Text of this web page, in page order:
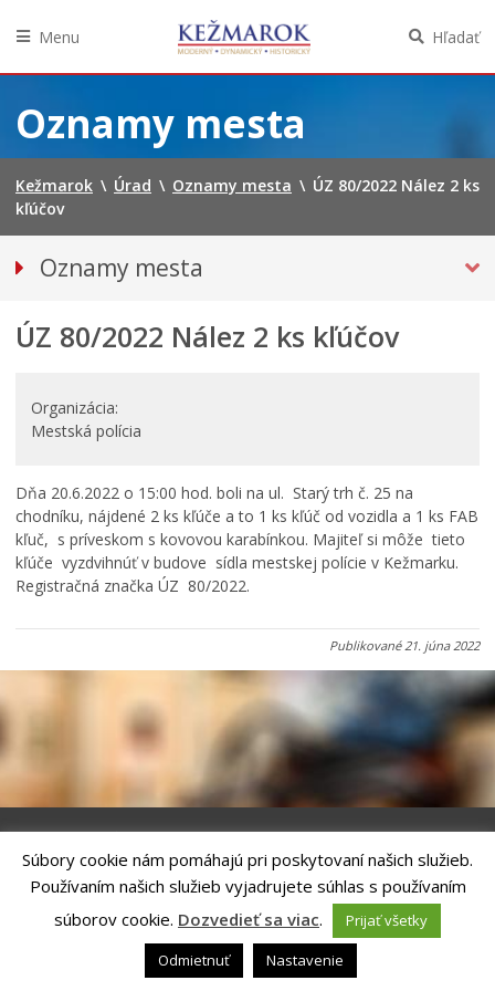
obsah
Menu Hľadať
Oznamy mesta
Kežmarok \ Úrad \ Oznamy mesta \ ÚZ 80/2022 Nález 2 ks
kľúčov
Oznamy mesta
BEZPEČNOSŤ
Doprava, údržba komunikácií
Financie
Primátor informuje
Rodina, život, bývanie
Školstvo
Životné prostredie a odpady
ÚZ 80/2022 Nález 2 ks kľúčov
Organizácia
Mestská polícia
Dňa 20.6.2022 o 15:00 hod. boli na ul. Starý trh č. 25 na
chodníku, nájdené 2 ks kľúče a to 1 ks kľúč od vozidla a 1 ks FAB
kľuč, s príveskom s kovovou karabínkou. Majiteľ si môže tieto
kľúče vyzdvihnúť v budove sídla mestskej polície v Kežmarku.
Registračná značka ÚZ 80/2022.
Publikované21. júna 2022
Riešenie ANTIK SMART CITY
| Technický prevádzkovateľ – MVI
Technology, s.r.o.
Správca webového sídla: Mesto Kežmarok, Hlavné námestie, 060 01
Kežmarok, tel.: +421524660111
podatelna@kezmarok.sk,|Vyhlásenie o prístupnosti
Ochrana osobných údajov
Súbory cookie nám pomáhajú pri poskytovaní našich služieb.
Používaním našich služieb vyjadrujete súhlas s používaním
súborov cookie. Dozvedieť sa viac.
Prijať všetky
Odmietnuť
Nastavenie